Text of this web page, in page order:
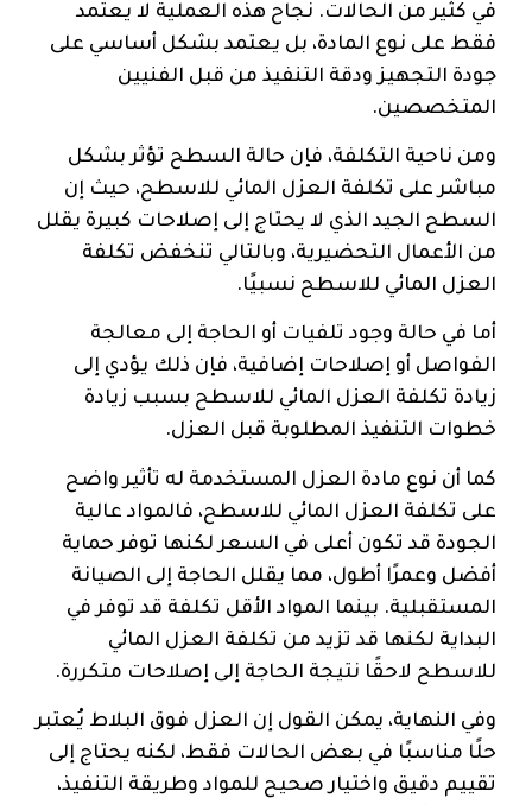
في كثير من الحالات. نجاح هذه العملية لا يعتمد
فقط على نوع المادة، بل يعتمد بشكل أساسي على
جودة التجهيز ودقة التنفيذ من قبل الفنيين
المتخصصين.
ومن ناحية التكلفة، فإن حالة السطح تؤثر بشكل
مباشر على تكلفة العزل المائي للاسطح، حيث إن
السطح الجيد الذي لا يحتاج إلى إصلاحات كبيرة يقلل
من الأعمال التحضيرية، وبالتالي تنخفض تكلفة
العزل المائي للاسطح نسبيًا.
أما في حالة وجود تلفيات أو الحاجة إلى معالجة
الفواصل أو إصلاحات إضافية، فإن ذلك يؤدي إلى
زيادة تكلفة العزل المائي للاسطح بسبب زيادة
خطوات التنفيذ المطلوبة قبل العزل.
كما أن نوع مادة العزل المستخدمة له تأثير واضح
على تكلفة العزل المائي للاسطح، فالمواد عالية
الجودة قد تكون أعلى في السعر لكنها توفر حماية
أفضل وعمرًا أطول، مما يقلل الحاجة إلى الصيانة
المستقبلية. بينما المواد الأقل تكلفة قد توفر في
البداية لكنها قد تزيد من تكلفة العزل المائي
للاسطح لاحقًا نتيجة الحاجة إلى إصلاحات متكررة.
وفي النهاية، يمكن القول إن العزل فوق البلاط يُعتبر
حلًا مناسبًا في بعض الحالات فقط، لكنه يحتاج إلى
تقييم دقيق واختيار صحيح للمواد وطريقة التنفيذ،